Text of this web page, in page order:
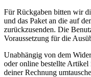
Für Rückgaben bitten wir
und das Paket an die auf
zurückzusenden. Die
Voraussetzung für die
Unabhängig von dem
oder online bestellte Artikel
deiner Rechnung